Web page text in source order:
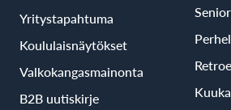
Yritystapahtuma
Koululaisnäytökset
Valkokangasmainonta
B2B uutiskirje